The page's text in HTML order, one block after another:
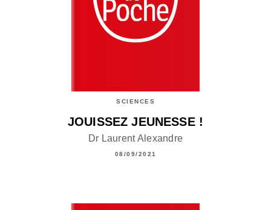
SCIENCES
JOUISSEZ JEUNESSE !
Dr Laurent Alexandre
08/09/2021